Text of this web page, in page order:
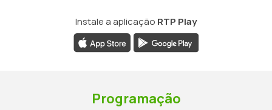
Instale a aplicação RTP Play
Programação